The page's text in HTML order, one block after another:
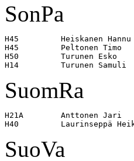
SonPa
H45         Heiskanen
H45         Peltonen
H50         Turunen Esko
SuomRa
H21A        Anttonen
SuoVa